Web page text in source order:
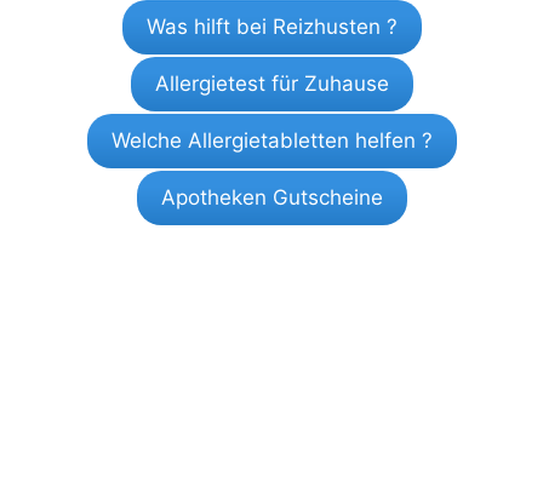
Was hilft bei Reizhusten ?
Allergietest für Zuhause
Welche Allergietabletten helfen ?
Apotheken Gutscheine